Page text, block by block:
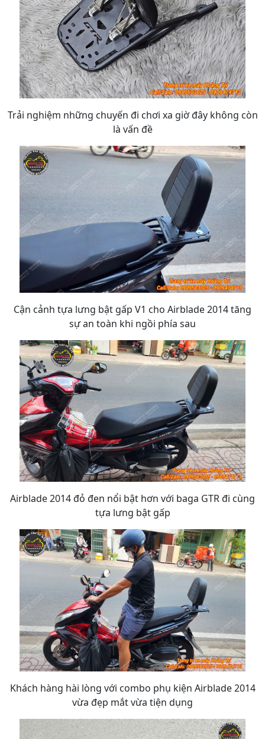
Trải nghiệm những chuyến đi chơi xa giờ đây không còn
là vấn đề
Cận cảnh tựa lưng bật gấp V1 cho Airblade 2014 tăng
sự an toàn khi ngồi phía sau
Airblade 2014 đỏ đen nổi bật hơn với baga GTR đi cùng
tựa lưng bật gấp
Khách hàng hài lòng với combo phụ kiện Airblade 2014
vừa đẹp mắt vừa tiện dụng